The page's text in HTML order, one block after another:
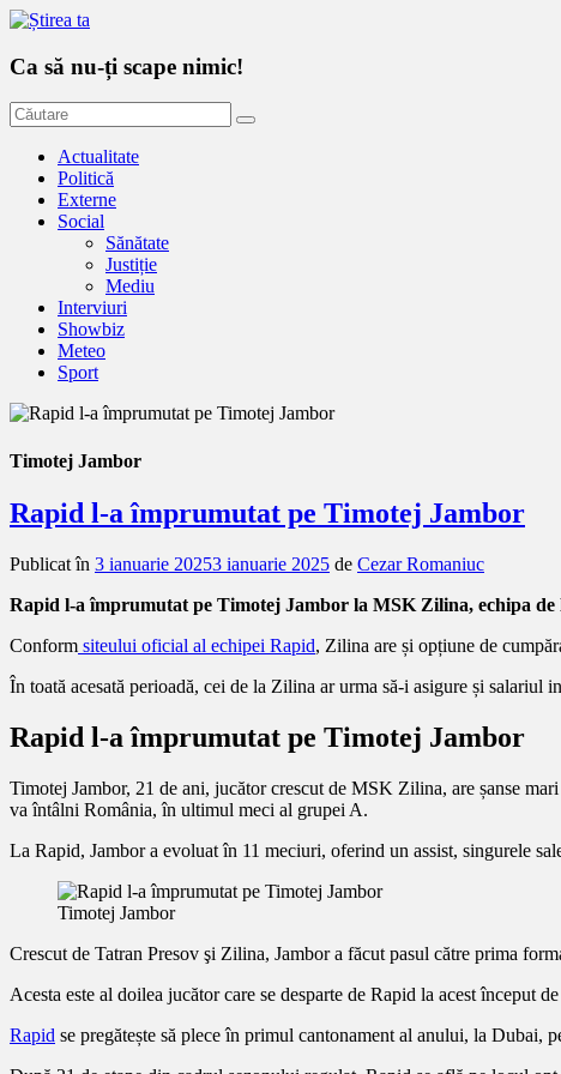
Ca să nu-ți scape nimic!
Actualitate
Politică
Externe
Social
Sănătate
Justiție
Mediu
Interviuri
Showbiz
Meteo
Sport
Timotej Jambor
Rapid l-a împrumutat pe Timotej Jambor
Publicat în 3 ianuarie 20253 ianuarie 2025 de Cezar Romaniuc
Rapid l-a împrumutat pe Timotej Jambor la MSK Zilina, echipa
Conform siteului oficial al echipei Rapid, Zilina are și opțiune de
În toată acesată perioadă, cei de la Zilina ar urma să-i asigure și salariul
Rapid l-a împrumutat pe Timotej Jambor
Timotej Jambor, 21 de ani, jucător crescut de MSK Zilina, are șanse
va întâlni România, în ultimul meci al grupei A.
La Rapid, Jambor a evoluat în 11 meciuri, oferind un assist, singurele
Timotej Jambor
Crescut de Tatran Presov şi Zilina, Jambor a făcut pasul către prima
Acesta este al doilea jucător care se desparte de Rapid la acest început
Rapid se pregătește să plece în primul cantonament al anului, la Dubai,